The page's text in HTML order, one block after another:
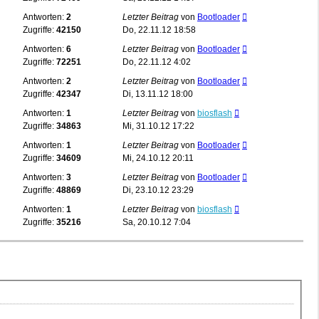
Antworten: 2
Zugriffe: 42150
Letzter Beitrag von Bootloader
Do, 22.11.12 18:58
Antworten: 6
Zugriffe: 72251
Letzter Beitrag von Bootloader
Do, 22.11.12 4:02
Antworten: 2
Zugriffe: 42347
Letzter Beitrag von Bootloader
Di, 13.11.12 18:00
Antworten: 1
Zugriffe: 34863
Letzter Beitrag von biosflash
Mi, 31.10.12 17:22
Antworten: 1
Zugriffe: 34609
Letzter Beitrag von Bootloader
Mi, 24.10.12 20:11
Antworten: 3
Zugriffe: 48869
Letzter Beitrag von Bootloader
Di, 23.10.12 23:29
Antworten: 1
Zugriffe: 35216
Letzter Beitrag von biosflash
Sa, 20.10.12 7:04